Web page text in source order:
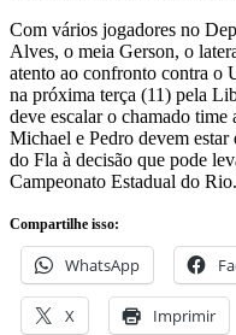
Com vários jogadores no
Alves, o meia Gerson, o
atento ao confronto contra o
na próxima terça (11) pela
deve escalar o chamado
Michael e Pedro devem estar
do Fla à decisão que pode
Campeonato Estadual do Rio.
Compartilhe isso:
WhatsApp
X Imprimir